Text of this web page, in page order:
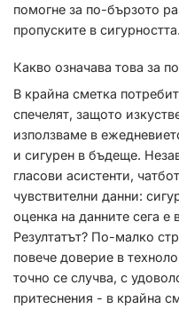
помогне за по-бързото
пропуските в
Какво означава това за
В крайна сметка
спечелят, защото
използваме в
и сигурен в бъдеще.
гласови асистенти,
чувствителни данни:
оценка на данните сега
Резултатът? По-малко
повече доверие в
точно се случва, с
притеснения - в крайна